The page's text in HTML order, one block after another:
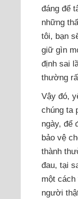
đáng để
những
tôi, bạn
giữ gìn
định sai
thường
Vậy đó,
chúng ta
ngày, để
bảo vệ
thành
đau, tại
một
người